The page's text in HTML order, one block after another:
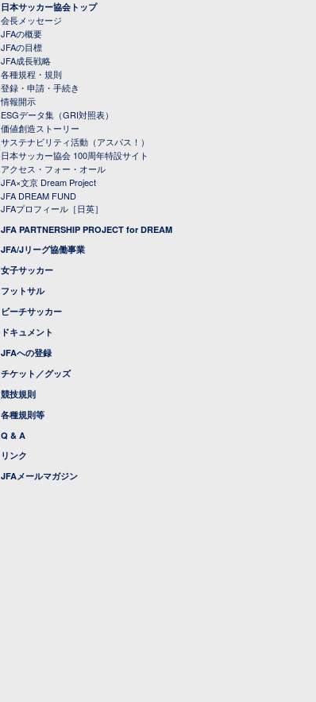
日本サッカー協会トップ
会長メッセージ
JFAの概要
JFAの目標
JFA成長戦略
各種規程・規則
登録・申請・手続き
情報開示
ESGデータ集（GRI対照表）
価値創造ストーリー
サステナビリティ活動（アスパス！）
日本サッカー協会 100周年特設サイト
アクセス・フォー・オール
JFA×文京 Dream Project
JFA DREAM FUND
JFAプロフィール［日英］
JFA PARTNERSHIP PROJECT for DREAM
JFA/Jリーグ協働事業
女子サッカー
フットサル
ビーチサッカー
ドキュメント
JFAへの登録
チケット／グッズ
競技規則
各種規則等
Q & A
リンク
JFAメールマガジン